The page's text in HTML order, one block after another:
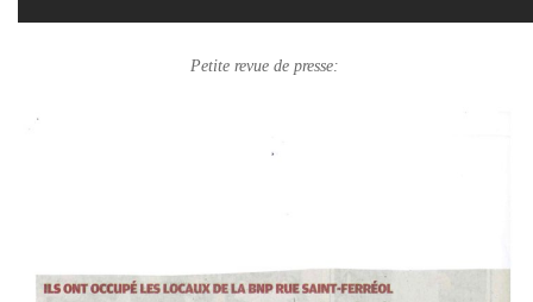
Petite revue de presse: